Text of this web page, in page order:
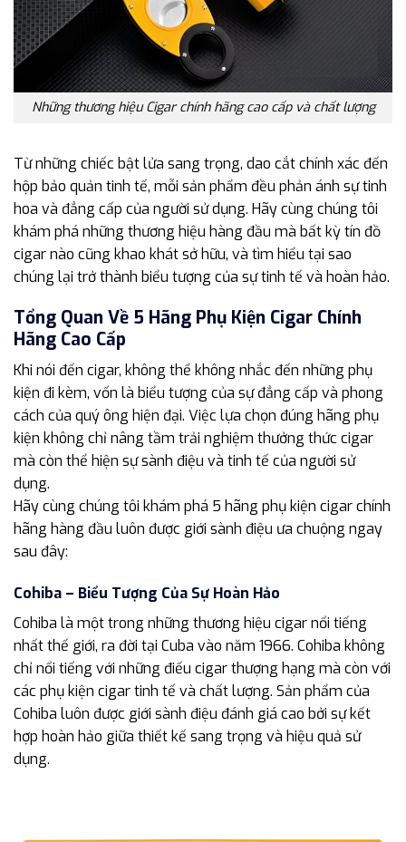
Những thương hiệu Cigar chính hãng cao cấp và chất lượng
Từ những chiếc bật lửa sang trọng, dao cắt chính xác đến
hộp bảo quản tinh tế, mỗi sản phẩm đều phản ánh sự tinh
hoa và đẳng cấp của người sử dụng. Hãy cùng chúng tôi
khám phá những thương hiệu hàng đầu mà bất kỳ tín đồ
cigar nào cũng khao khát sở hữu, và tìm hiểu tại sao
chúng lại trở thành biểu tượng của sự tinh tế và hoàn hảo.
Tổng Quan Về 5 Hãng Phụ Kiện Cigar Chính
Hãng Cao Cấp
Khi nói đến cigar, không thể không nhắc đến những phụ
kiện đi kèm, vốn là biểu tượng của sự đẳng cấp và phong
cách của quý ông hiện đại. Việc lựa chọn đúng hãng phụ
kiện không chỉ nâng tầm trải nghiệm thưởng thức cigar
mà còn thể hiện sự sành điệu và tinh tế của người sử
dụng.
Hãy cùng chúng tôi khám phá 5 hãng phụ kiện cigar chính
hãng hàng đầu luôn được giới sành điệu ưa chuộng ngay
sau đây:
Cohiba – Biểu Tượng Của Sự Hoàn Hảo
Cohiba là một trong những thương hiệu cigar nổi tiếng
nhất thế giới, ra đời tại Cuba vào năm 1966. Cohiba không
chỉ nổi tiếng với những điếu cigar thượng hạng mà còn với
các phụ kiện cigar tinh tế và chất lượng. Sản phẩm của
Cohiba luôn được giới sành điệu đánh giá cao bởi sự kết
hợp hoàn hảo giữa thiết kế sang trọng và hiệu quả sử
dụng.